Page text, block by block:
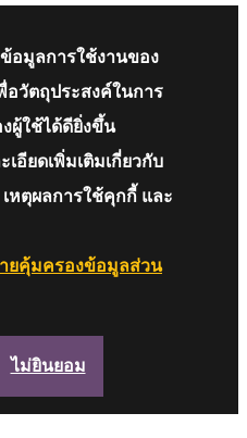
อมูลการใช้งานของ
อวัตถุประสงค์ในการ
ผู้ใช้ได้ดียิ่งขึ้น
อียดเพิ่มเติมเกี่ยวกับ
เหตุผลการใช้คุกกี้ และ
ยคุ้มครองข้อมูลส่วน
ไม่ยินยอม